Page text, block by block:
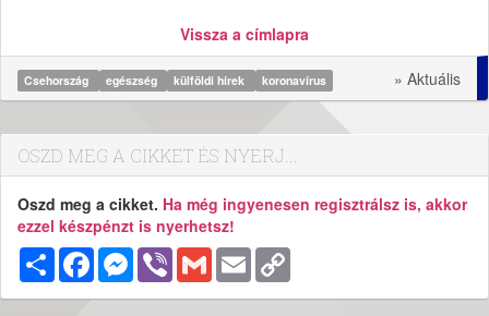
Vissza a címlapra
Csehország egészség külföldi hírek koronavírus » Aktuális
OSZD MEG A CIKKET ÉS NYERJ...
Oszd meg a cikket. Ha még ingyenesen regisztrálsz is, akkor
ezzel készpénzt is nyerhetsz!
MegosztásFacebookMessenger
Viber Gmail Email